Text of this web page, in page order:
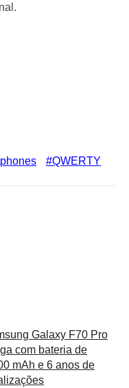
QWERTY
Galaxy F70 Pro
com bateria de
mAh e 6 anos de